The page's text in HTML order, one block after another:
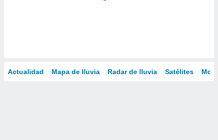
Actualidad Mapa de lluvia Radar de lluvia Satélites